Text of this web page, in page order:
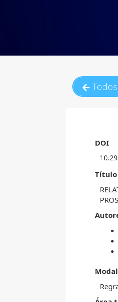
DOI
Título